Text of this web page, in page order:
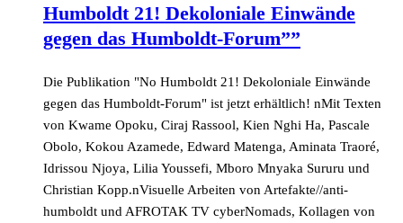
Humboldt 21! Dekoloniale Einwände
gegen das Humboldt-Forum””
Die Publikation "No Humboldt 21! Dekoloniale Einwände
gegen das Humboldt-Forum" ist jetzt erhältlich! nMit Texten
von Kwame Opoku, Ciraj Rassool, Kien Nghi Ha, Pascale
Obolo, Kokou Azamede, Edward Matenga, Aminata Traoré,
Idrissou Njoya, Lilia Youssefi, Mboro Mnyaka Sururu und
Christian Kopp.nVisuelle Arbeiten von Artefakte//anti-
humboldt und AFROTAK TV cyberNomads, Kollagen von